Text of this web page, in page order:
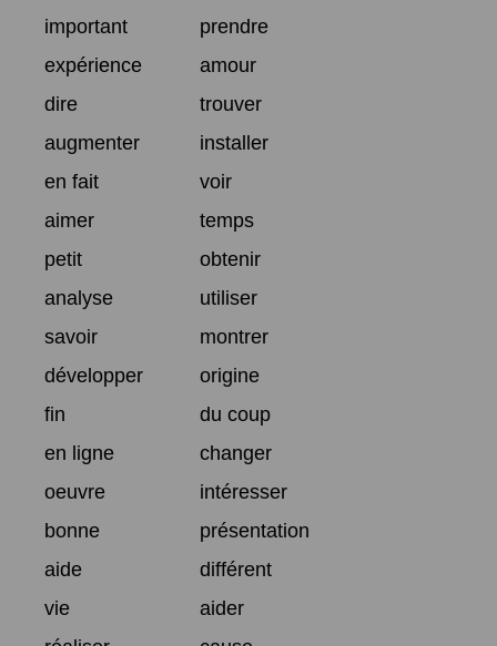
important
prendre
expérience
amour
dire
trouver
augmenter
installer
en fait
voir
aimer
temps
petit
obtenir
analyse
utiliser
savoir
montrer
développer
origine
fin
du coup
en ligne
changer
oeuvre
intéresser
bonne
présentation
aide
différent
vie
aider